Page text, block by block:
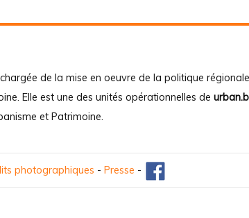
de la mise en oeuvre de la politique régionale
Elle est une des unités opérationnelles de
et Patrimoine.
photographiques - Presse -